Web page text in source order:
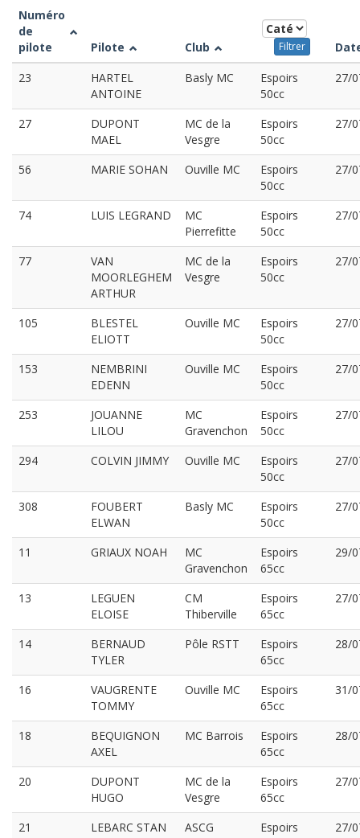
Numéro
de
pilote
Pilote Club Filtrer
23
HARTEL
ANTOINE
Basly MC
Espoirs
50cc
27/
27
DUPONT
MAEL
MC de la
Vesgre
Espoirs
50cc
27/
56 MARIE SOHAN Ouville MC
Espoirs
50cc
27/
74 LUIS LEGRAND
MC
Pierrefitte
Espoirs
50cc
27/
77
VAN
MOORLEGHEM
ARTHUR
MC de la
Vesgre
Espoirs
50cc
27/
105
BLESTEL
ELIOTT
Ouville MC
Espoirs
50cc
27/
153
NEMBRINI
EDENN
Ouville MC
Espoirs
50cc
27/
253
JOUANNE
LILOU
MC
Gravenchon
Espoirs
50cc
27/
294 COLVIN JIMMY Ouville MC
Espoirs
50cc
27/
308
FOUBERT
ELWAN
Basly MC
Espoirs
50cc
27/
11 GRIAUX NOAH
MC
Gravenchon
Espoirs
65cc
29/
13
LEGUEN
ELOISE
CM
Thiberville
Espoirs
65cc
27/
14
BERNAUD
TYLER
Pôle RSTT
Espoirs
65cc
28/
16
VAUGRENTE
TOMMY
Ouville MC
Espoirs
65cc
31/
18
BEQUIGNON
AXEL
MC Barrois
Espoirs
65cc
28/
20
DUPONT
HUGO
MC de la
Vesgre
Espoirs
65cc
27/
21 LEBARC STAN ASCG
Espoirs
27/